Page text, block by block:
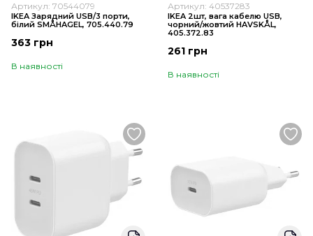
Артикул: 70544079
IKEA Зарядний USB/3 порти,
білий SMÅHAGEL, 705.440.79
363 грн
В наявності
Артикул: 40537283
IKEA 2шт, вага кабелю USB,
чорний/жовтий HAVSKÅL,
405.372.83
261 грн
В наявності